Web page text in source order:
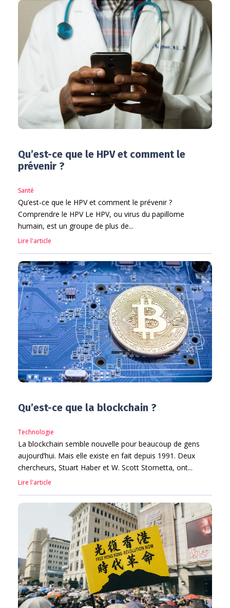
Qu’est-ce que le HPV et comment le
prévenir ?
Santé
Qu’est-ce que le HPV et comment le prévenir ?
Comprendre le HPV Le HPV, ou virus du papillome
humain, est un groupe de plus de...
Lire l'article
Qu’est-ce que la blockchain ?
Technologie
La blockchain semble nouvelle pour beaucoup de gens
aujourd’hui. Mais elle existe en fait depuis 1991. Deux
chercheurs, Stuart Haber et W. Scott Stornetta, ont...
Lire l'article